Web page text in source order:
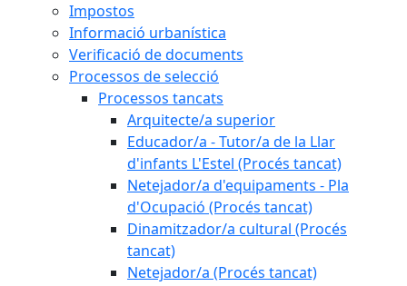
Impostos
Informació urbanística
Verificació de documents
Processos de selecció
Processos tancats
Arquitecte/a superior
Educador/a - Tutor/a de la Llar
d'infants L'Estel (Procés tancat)
Netejador/a d'equipaments - Pla
d'Ocupació (Procés tancat)
Dinamitzador/a cultural (Procés
tancat)
Netejador/a (Procés tancat)